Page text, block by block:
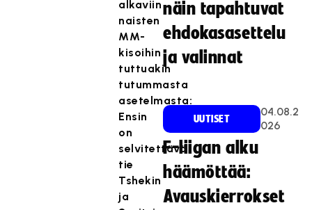
alkaviin
naisten
MM-
kisoihin
tuttuakin
tutummasta
asetelmasta:
Ensin
on
selvitettävä
tie
Tshekin
ja
näin tapahtuvat
ehdokasasettelu
ja valinnat
UUTISET
04.08.2
026
F-liigan alku
häämöttää:
Avauskierrokset